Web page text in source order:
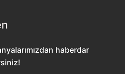
haberdar